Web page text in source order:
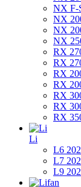
NX F-
NX
NX
NX
RX
RX
RX
RX
RX
RX
RX
Li
L6
L7
L9